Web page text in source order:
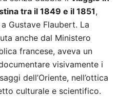
tra il 1849 e il 1851,
Gustave Flaubert. La
anche dal Ministero
francese, aveva un
visivamente i
dell’Oriente, nell’ottica
culturale e scientifico.